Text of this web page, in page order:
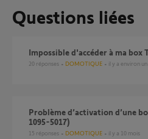
Questions liées
Impossible d'accéder à ma box
20 réponses DOMOTIQUE il y a environ
Problème d’activation d’une box TaHoma V1 (PIN 0220-
1095-5017)
15 réponses DOMOTIQUE il y a 10 mois